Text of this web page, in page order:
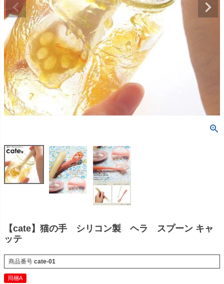
【cate】猫の手 シリコン製 ヘラ スプーン キャ
ッテ
商品番号 cate-01
同梱A